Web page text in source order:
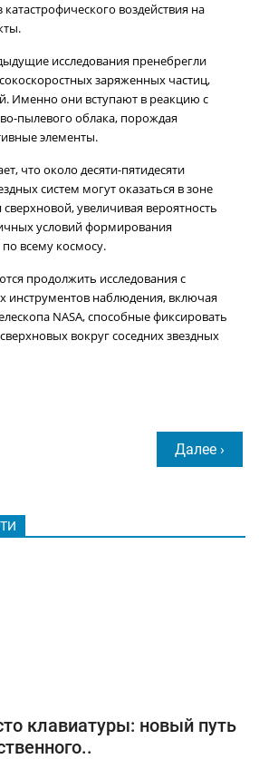
воздействия на
исследования пренебрегли
заряженных частиц,
Именно они вступают в реакцию с
пылевого облака, порождая
элементы.
что около десяти-пятидесяти
систем могут оказаться в зоне
увеличивая вероятность
условий формирования
всему космосу.
продолжить исследования с
наблюдения, включая
NASA, способные фиксировать
вокруг соседних звездных
Далее ›
клавиатуры: новый путь